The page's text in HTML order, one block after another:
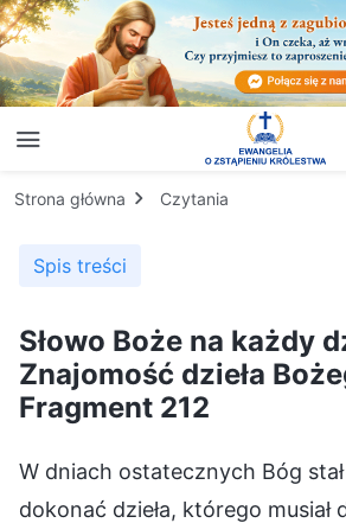
Strona główna Czytania
Spis treści
Słowo Boże na każdy
Znajomość dzieła
Fragment 212
W dniach ostatecznych Bóg stał
dokonać dzieła, którego musiał